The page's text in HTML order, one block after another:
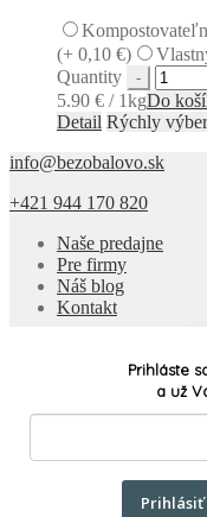
(+ 0,10 €)
Quantity
5.90 € / 1kgDo
Detail Rýchly výber
info@bezobalovo.sk
+421 944 170 820
Naše predajne
Pre firmy
Náš blog
Kontakt
Doprava a platba
Všeobecné
Ochrana osobných
Odstúpiť od
Prihláste
a už